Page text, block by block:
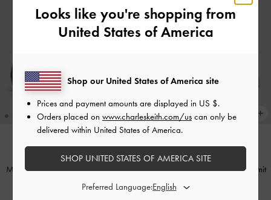
GERADE IM TREND
Mary Jane Ballerinas mit doppelter
Schwarz
NEU
Mary Jane Slingback-Ballerinas mit
Kristallen in Lackoptik
Looks like you're shopping from
United States of America
Shop our United States of America site
Prices and payment amounts are displayed in US $.
Orders placed on www.charleskeith.com/us can only be
delivered within United States of America.
SHOP UNITED STATES OF AMERICA SITE
Preferred Language: